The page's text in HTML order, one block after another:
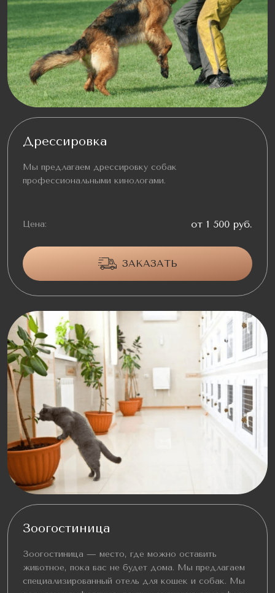
Дрессировка
Мы предлагаем дрессировку собак
профессиональными кинологами.
Цена: от 1 500 руб.
ЗАКАЗАТЬ
Зоогостиница
Зоогостиница — место, где можно оставить
животное, пока вас не будет дома. Мы предлагаем
специализированный отель для кошек и собак. Мы